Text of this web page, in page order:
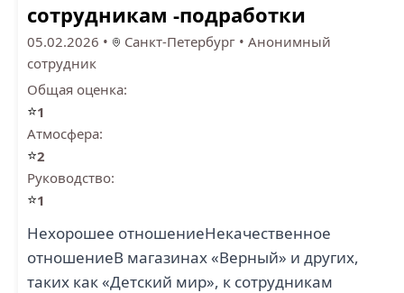
сотрудникам -подработки
05.02.2026 • Санкт-Петербург • Анонимный
сотрудник
Общая оценка:
⭐1
Атмосфера:
⭐2
Руководство:
⭐1
Нехорошее отношениеНекачественное
отношениеВ магазинах «Верный» и других,
таких как «Детский мир», к сотрудникам